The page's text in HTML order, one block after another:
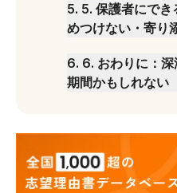
は
（2）燃え尽き型：
5. 5. 保護者にで
めつけない・寄り
6. 6. おわりに：
期間かもしれない